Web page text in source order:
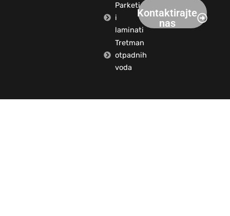
Parketi
i
laminati
Tretman
otpadnih
voda
Kontaktirajte
nas